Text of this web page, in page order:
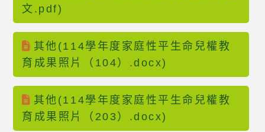
文.pdf)
其他(114學年度家庭性平生命兒權教
育成果照片（104）.docx)
其他(114學年度家庭性平生命兒權教
育成果照片（203）.docx)